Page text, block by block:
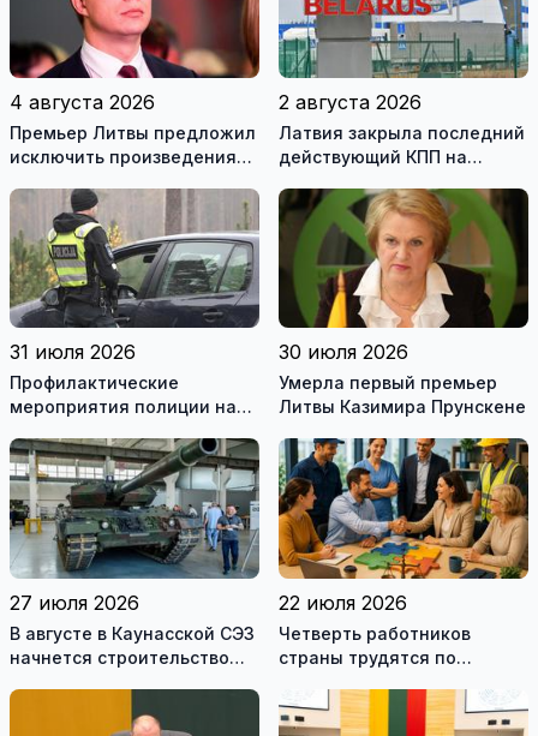
4 августа 2026
Премьер Литвы предложил
исключить произведения
рекомендуемой
литературы
2 августа 2026
Латвия закрыла последний
действующий КПП на
31 июля 2026
Профилактические
мероприятия полиции на
30 июля 2026
Умерла первый премьер
Литвы Казимира Прунскене
27 июля 2026
В августе в Каунасской СЭЗ
начнется строительство
22 июля 2026
Четверть работников
страны трудятся по
это выгодно и
сотрудникам, и